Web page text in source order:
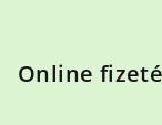
Online